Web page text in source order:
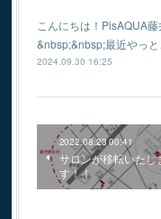
こんにちは！PisAQUA藤
⁡&nbsp;&nbsp;最近やっ
2024.09.30 16:25
2022.08.23 00:41
サロンが移転いたし
す！！